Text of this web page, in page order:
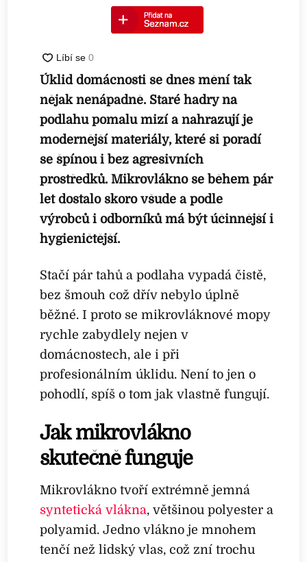
Úklid domácnosti se dnes mění tak
nějak nenápadně. Staré hadry na
podlahu pomalu mizí a nahrazují je
modernější materiály, které si poradí
se špínou i bez agresivních
prostředků. Mikrovlákno se během pár
let dostalo skoro všude a podle
výrobců i odborníků má být účinnější i
hygieničtější.
Stačí pár tahů a podlaha vypadá čistě,
bez šmouh což dřív nebylo úplně
běžné. I proto se mikrovláknové mopy
rychle zabydlely nejen v
domácnostech, ale i při
profesionálním úklidu. Není to jen o
pohodlí, spíš o tom jak vlastně fungují.
Jak mikrovlákno
skutečně funguje
Mikrovlákno tvoří extrémně jemná
syntetická vlákna, většinou polyester a
polyamid. Jedno vlákno je mnohem
tenčí než lidský vlas, což zní trochu